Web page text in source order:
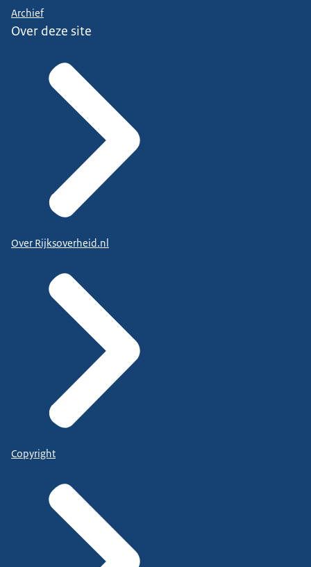
Archief
Over deze site
Over Rijksoverheid.nl
Copyright